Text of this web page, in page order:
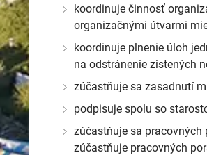
koordinuje činnosť
organizačnými útvarmi
koordinuje plnenie úloh
na odstránenie zistených
zúčastňuje sa zasadnutí
podpisuje spolu so
zúčastňuje sa
zúčastňuje pracovných